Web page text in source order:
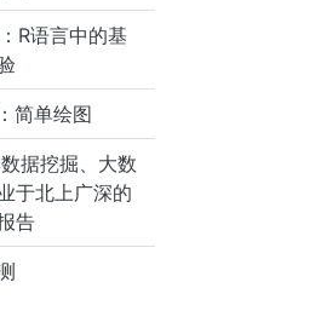
R语言中的基
简单绘图
据挖掘、大数
于北上广深的
告